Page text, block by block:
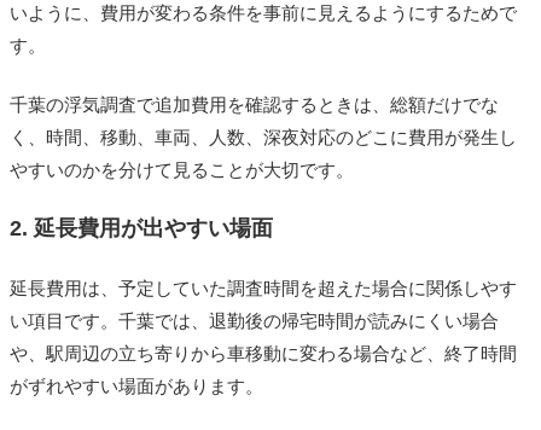
いように、費用が変わる条件を事前に見えるようにするためで
す。
千葉の浮気調査で追加費用を確認するときは、総額だけでな
く、時間、移動、車両、人数、深夜対応のどこに費用が発生し
やすいのかを分けて見ることが大切です。
2. 延長費用が出やすい場面
延長費用は、予定していた調査時間を超えた場合に関係しやす
い項目です。千葉では、退勤後の帰宅時間が読みにくい場合
や、駅周辺の立ち寄りから車移動に変わる場合など、終了時間
がずれやすい場面があります。